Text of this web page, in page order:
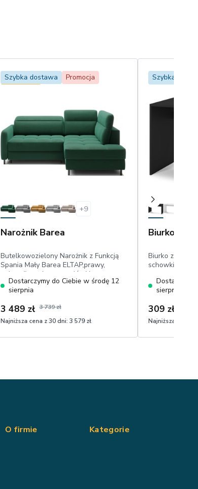
Szybka dostawa
Promocja
+9
Narożnik Barea
Butelkowozielony Narożnik z Funkcją
Spania Mały Barea ELTAP,prawy,
pojemnik, ruchome zagłówki,
powierzchnia spania: 160 cm x 128 cm,
przyjemny w dotyku plusz
Dostarczymy do Ciebie w środę 12
sierpnia
3 489 zł 3 739 zł
Najniższa cena z 30 dni: 3 579 zł
Szybka
Biurko
Biurko z
schowkiem na
sierpnia
309 zł
Najniższa cena z
O firmie Kategorie